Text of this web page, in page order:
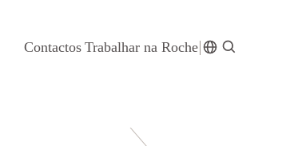
Contactos Trabalhar na Roche